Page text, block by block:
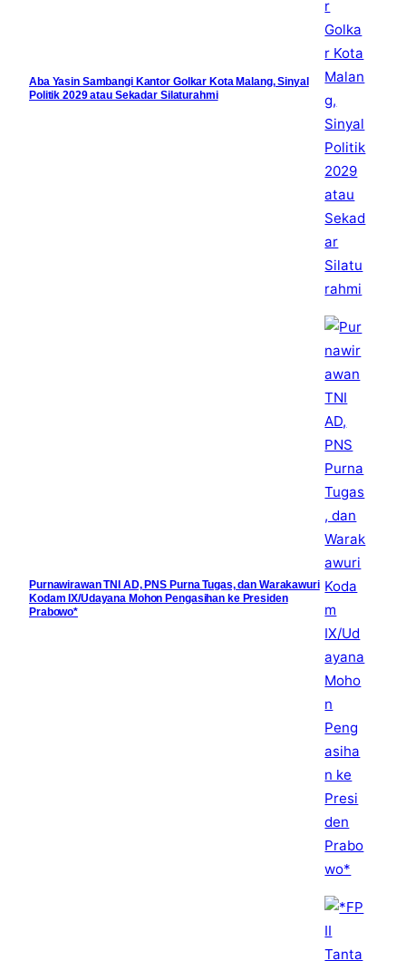
Aba Yasin Sambangi Kantor Golkar Kota Malang, Sinyal
Politik 2029 atau Sekadar Silaturahmi
Purnawirawan TNI AD, PNS Purna Tugas, dan Warakawuri
Kodam IX/Udayana Mohon Pengasihan ke Presiden
Prabowo*